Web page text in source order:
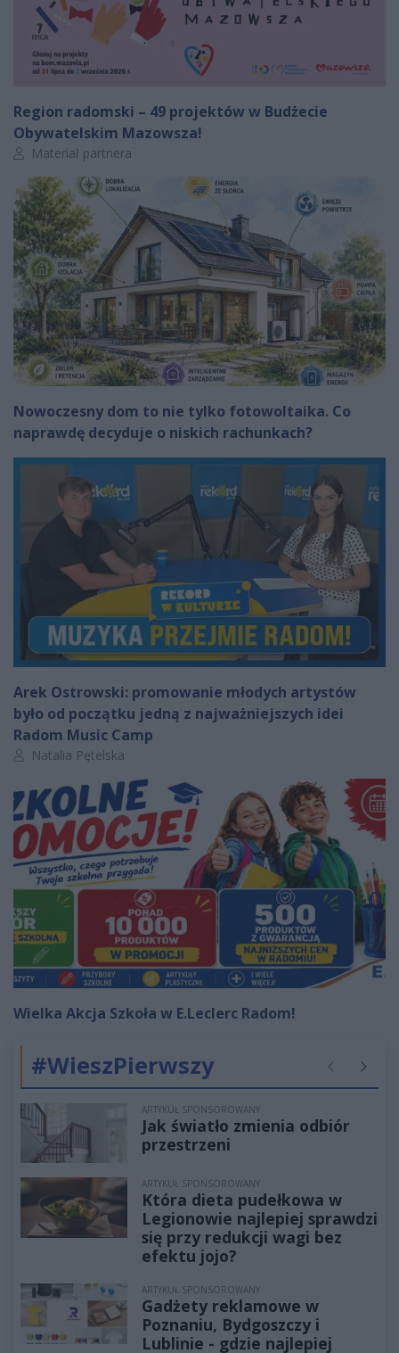
Region radomski – 49 projektów w Budżecie
Obywatelskim Mazowsza!
Autor artykułu:
Materiał partnera
Nowoczesny dom to nie tylko fotowoltaika. Co
naprawdę decyduje o niskich rachunkach?
Arek Ostrowski: promowanie młodych artystów
było od początku jedną z najważniejszych idei
Radom Music Camp
Autor artykułu:
Natalia Pętelska
Wielka Akcja Szkoła w E.Leclerc Radom!
#WieszPierwszy Poprzednie
ARTYKUŁ SPONSOROWANY
Jak światło zmienia odbiór
przestrzeni
ARTYKUŁ SPONSOROWANY
Która dieta pudełkowa w
Legionowie najlepiej sprawdzi
się przy redukcji wagi bez
efektu jojo?
ARTYKUŁ SPONSOROWANY
Gadżety reklamowe w
Poznaniu, Bydgoszczy i
Lublinie - gdzie najlepiej